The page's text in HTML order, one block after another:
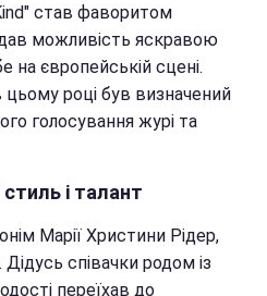
став фаворитом
дав можливість яскравою
на європейській сцені.
цьому році був визначений
голосування журі та
і талант
Марії Христини Рідер,
співачки родом із
переїхав до